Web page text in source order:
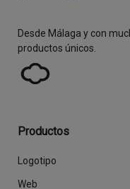
Desde Málaga y con
productos únicos.
Productos
Logotipo
Web